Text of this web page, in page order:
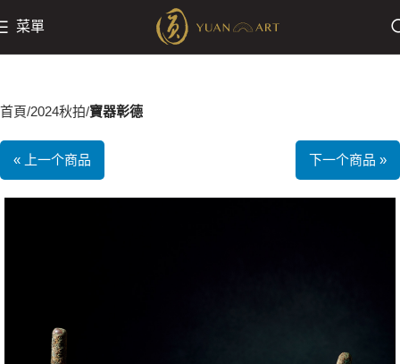
菜單
首頁 2024秋拍 寶器彰德
« 上一个商品 下一个商品 »